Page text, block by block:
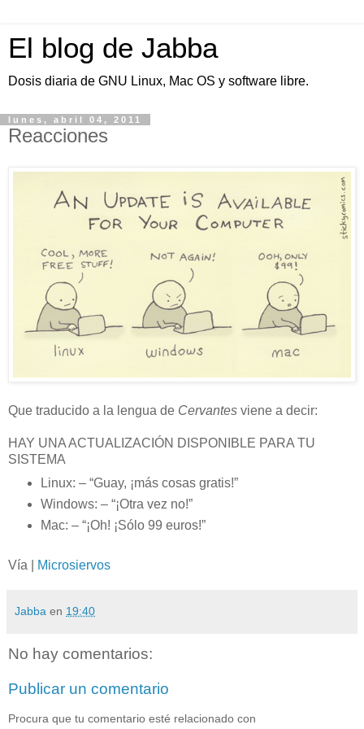
El blog de Jabba
Dosis diaria de GNU Linux, Mac OS y software libre.
lunes, abril 04, 2011
Reacciones
Que traducido a la lengua de Cervantes viene a decir:
HAY UNA ACTUALIZACIÓN DISPONIBLE PARA TU
SISTEMA
Linux: – “Guay, ¡más cosas gratis!”
Windows: – “¡Otra vez no!”
Mac: – “¡Oh! ¡Sólo 99 euros!”
Vía | Microsiervos
Jabba en 19:40
No hay comentarios:
Publicar un comentario
Procura que tu comentario esté relacionado con